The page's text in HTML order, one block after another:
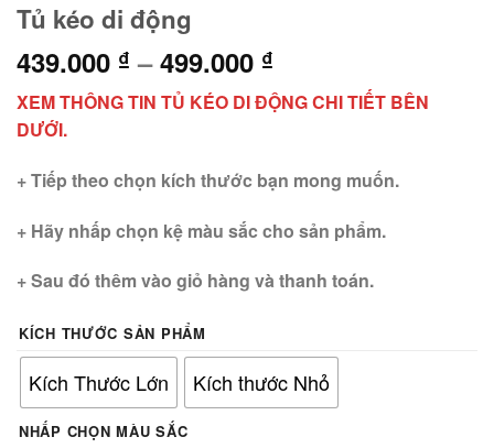
Tủ kéo di động
439.000 ₫ –499.000 ₫
XEM THÔNG TIN TỦ KÉO DI ĐỘNG CHI TIẾT BÊN
DƯỚI.
+ Tiếp theo chọn kích thước bạn mong muốn.
+ Hãy nhấp chọn kệ màu sắc cho sản phẩm.
+ Sau đó thêm vào giỏ hàng và thanh toán.
KÍCH THƯỚC SẢN PHẨM
Kích Thước Lớn Kích thước Nhỏ
NHẤP CHỌN MÀU SẮC